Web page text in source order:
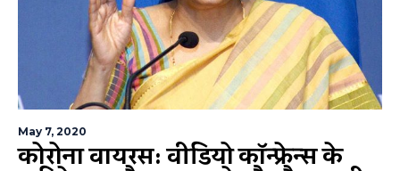
May 7, 2020
कोरोना वायरस: वीडियो कॉन्फ्रेन्स के